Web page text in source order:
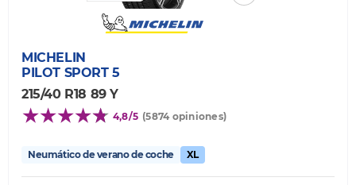
MICHELIN
PILOT SPORT 5
215/40 R18 89 Y
4,8/5 (5874 opiniones)
Neumático de verano de coche XL